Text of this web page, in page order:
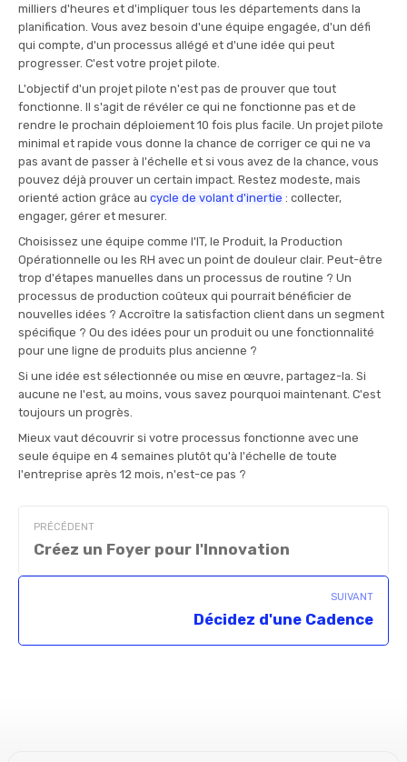
milliers d'heures et d'impliquer tous les départements dans la
planification. Vous avez besoin d'une équipe engagée, d'un défi
qui compte, d'un processus allégé et d'une idée qui peut
progresser. C'est votre projet pilote.
L'objectif d'un projet pilote n'est pas de prouver que tout
fonctionne. Il s'agit de révéler ce qui ne fonctionne pas et de
rendre le prochain déploiement 10 fois plus facile. Un projet pilote
minimal et rapide vous donne la chance de corriger ce qui ne va
pas avant de passer à l'échelle et si vous avez de la chance, vous
pouvez déjà prouver un certain impact. Restez modeste, mais
orienté action grâce au cycle de volant d'inertie : collecter,
engager, gérer et mesurer.
Choisissez une équipe comme l'IT, le Produit, la Production
Opérationnelle ou les RH avec un point de douleur clair. Peut-être
trop d'étapes manuelles dans un processus de routine ? Un
processus de production coûteux qui pourrait bénéficier de
nouvelles idées ? Accroître la satisfaction client dans un segment
spécifique ? Ou des idées pour un produit ou une fonctionnalité
pour une ligne de produits plus ancienne ?
Si une idée est sélectionnée ou mise en œuvre, partagez-la. Si
aucune ne l'est, au moins, vous savez pourquoi maintenant. C'est
toujours un progrès.
Mieux vaut découvrir si votre processus fonctionne avec une
seule équipe en 4 semaines plutôt qu'à l'échelle de toute
l'entreprise après 12 mois, n'est-ce pas ?
PRÉCÉDENT
Créez un Foyer pour l'Innovation
SUIVANT
Décidez d'une Cadence